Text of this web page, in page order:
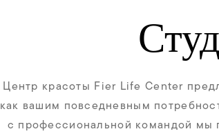
Центр красоты Fier Life Center
как вашим повседневным
с профессиональной командой мы